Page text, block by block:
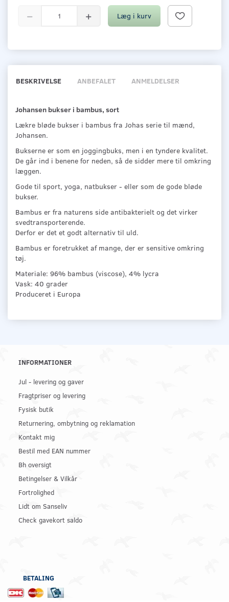
Læg i kurv
BESKRIVELSE ANBEFALET ANMELDELSER
Johansen bukser i bambus, sort
Lækre bløde bukser i bambus fra Johas serie til mænd,
Johansen.
Bukserne er som en joggingbuks, men i en tyndere kvalitet.
De går ind i benene for neden, så de sidder mere til omkring
læggen.
Gode til sport, yoga, natbukser - eller som de gode bløde
bukser.
Bambus er fra naturens side antibakterielt og det virker
svedtransporterende.
Derfor er det et godt alternativ til uld.
Bambus er foretrukket af mange, der er sensitive omkring
tøj.
Materiale: 96% bambus (viscose), 4% lycra
Vask: 40 grader
Produceret i Europa
INFORMATIONER
Jul - levering og gaver
Fragtpriser og levering
Fysisk butik
Returnering, ombytning og reklamation
Kontakt mig
Bestil med EAN nummer
Bh oversigt
Betingelser & Vilkår
Fortrolighed
Lidt om Sanseliv
Check gavekort saldo
BETALING